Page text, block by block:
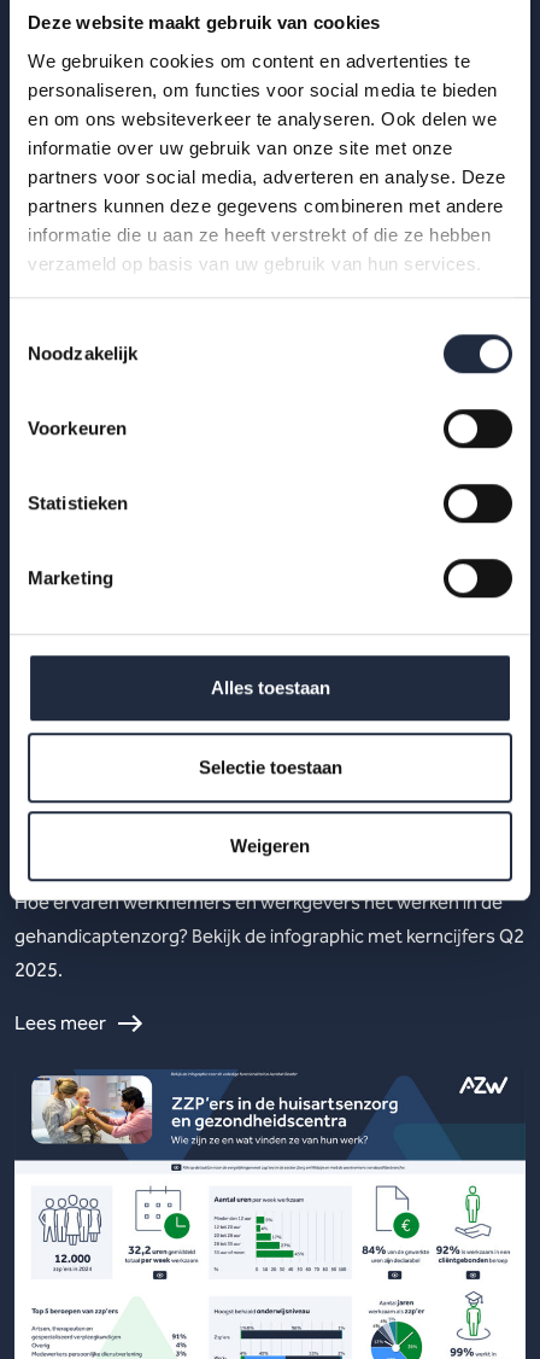
Deze website maakt gebruik van cookies
We gebruiken cookies om content en advertenties te
personaliseren, om functies voor social media te bieden
en om ons websiteverkeer te analyseren. Ook delen we
informatie over uw gebruik van onze site met onze
partners voor social media, adverteren en analyse. Deze
partners kunnen deze gegevens combineren met andere
informatie die u aan ze heeft verstrekt of die ze hebben
verzameld op basis van uw gebruik van hun services.
Noodzakelijk
Voorkeuren
Statistieken
Marketing
Alles toestaan
Selectie toestaan
Weigeren
29 okt 2025
Infographic: zzp’ers in de
gehandicaptenzorg
Hoe ervaren zzp’ers het werken in de gehandicaptenzorg?
Lees meer
Werknemers- en werkgeversenquête 2e
kwartaal 2025 – Gehandicaptenzorg
Hoe ervaren werknemers en werkgevers het werken in de
gehandicaptenzorg? Bekijk de infographic met kerncijfers Q2
2025.
Lees meer